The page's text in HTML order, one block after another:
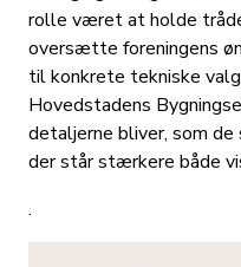
rolle været at holde
oversætte foreningens
til konkrete tekniske
Hovedstadens
detaljerne bliver, som
der står stærkere både
.